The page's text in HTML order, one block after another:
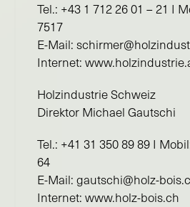
Tel.: +43 1 712 26 01 – 21 I
7517
E-Mail:
Internet:
Holzindustrie Schweiz
Direktor Michael Gautschi
Tel.: +41 31 350 89 89 I
64
E-Mail: gautschi@holz-
Internet: www.holz-bois.ch